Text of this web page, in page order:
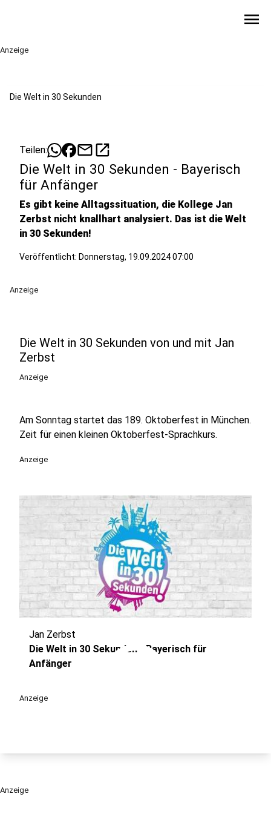
menu
Anzeige
Die Welt in 30 Sekunden
Teilen: mailopen_in_new
Die Welt in 30 Sekunden - Bayerisch
für Anfänger
Es gibt keine Alltagssituation, die Kollege Jan
Zerbst nicht knallhart analysiert. Das ist die Welt
in 30 Sekunden!
Veröffentlicht: Donnerstag, 19.09.2024 07:00
Anzeige
Die Welt in 30 Sekunden von und mit Jan
Zerbst
Anzeige
Am Sonntag startet das 189. Oktoberfest in München.
Zeit für einen kleinen Oktoberfest-Sprachkurs.
Anzeige
play_circle
Jan Zerbst
Die Welt in 30 Sekunden - Bayerisch für
Anfänger
Anzeige
Anzeige